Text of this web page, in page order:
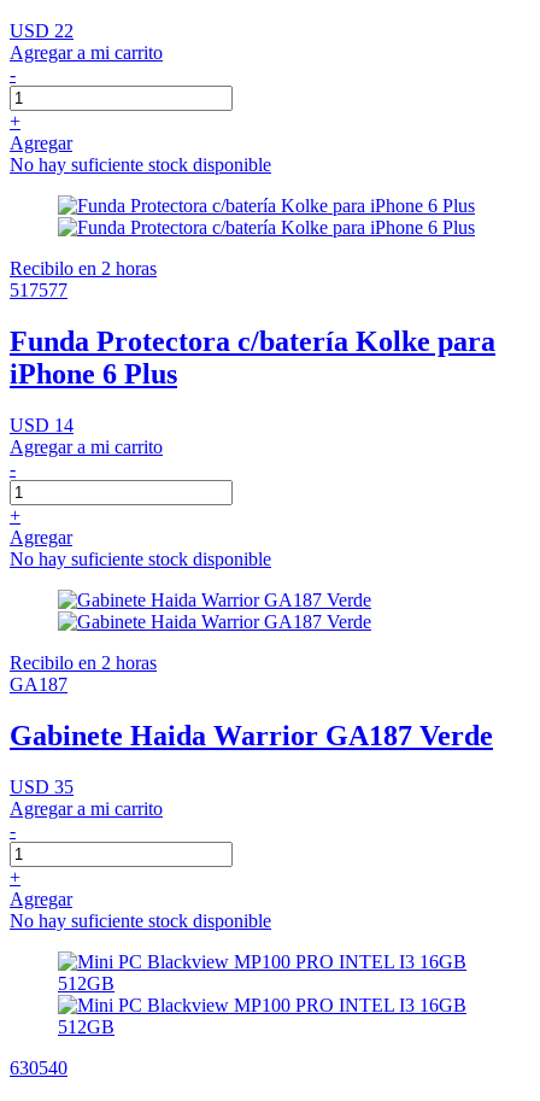
USD 22
Agregar a mi carrito
-
+
Agregar
No hay suficiente stock disponible
Recibilo en 2 horas
517577
Funda Protectora c/batería Kolke para
iPhone 6 Plus
USD 14
Agregar a mi carrito
-
+
Agregar
No hay suficiente stock disponible
Recibilo en 2 horas
GA187
Gabinete Haida Warrior GA187 Verde
USD 35
Agregar a mi carrito
-
+
Agregar
No hay suficiente stock disponible
630540